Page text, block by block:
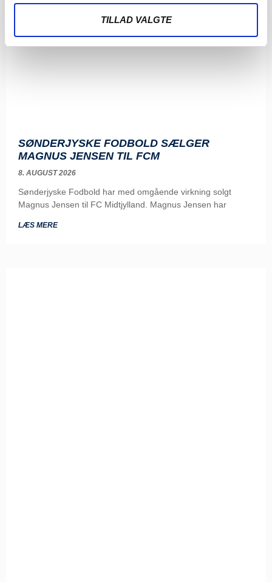
TILLAD VALGTE
SØNDERJYSKE FODBOLD SÆLGER
MAGNUS JENSEN TIL FCM
8. AUGUST 2026
Sønderjyske Fodbold har med omgående virkning solgt
Magnus Jensen til FC Midtjylland. Magnus Jensen har
LÆS MERE